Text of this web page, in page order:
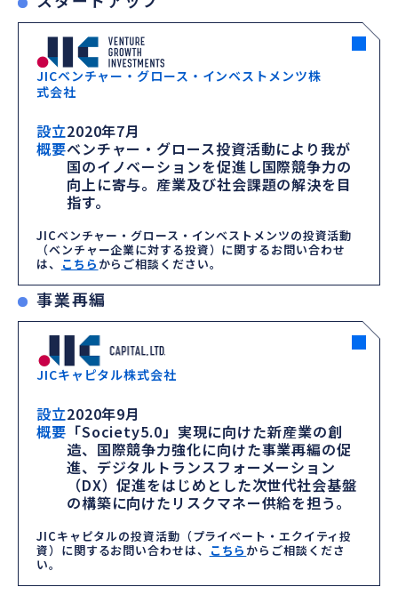
JICベンチャー・グロース・インベストメンツ株
式会社
設立2020年7月
概要ベンチャー・グロース投資活動により我が
国のイノベーションを促進し国際競争力の
向上に寄与。産業及び社会課題の解決を目
指す。
JICベンチャー・グロース・インベストメンツの投資活動
（ベンチャー企業に対する投資）に関するお問い合わせ
は、 こちら からご相談ください。
事業再編
JICキャピタル株式会社
設立2020年9月
概要 「Society5.0」実現に向けた新産業の創
造、国際競争力強化に向けた事業再編の促
進、デジタルトランスフォーメーション
（DX）促進をはじめとした次世代社会基盤
の構築に向けたリスクマネー供給を担う。
JICキャピタルの投資活動（プライベート・エクイティ投
資）に関するお問い合わせは、
こちら からご相談くださ
い。